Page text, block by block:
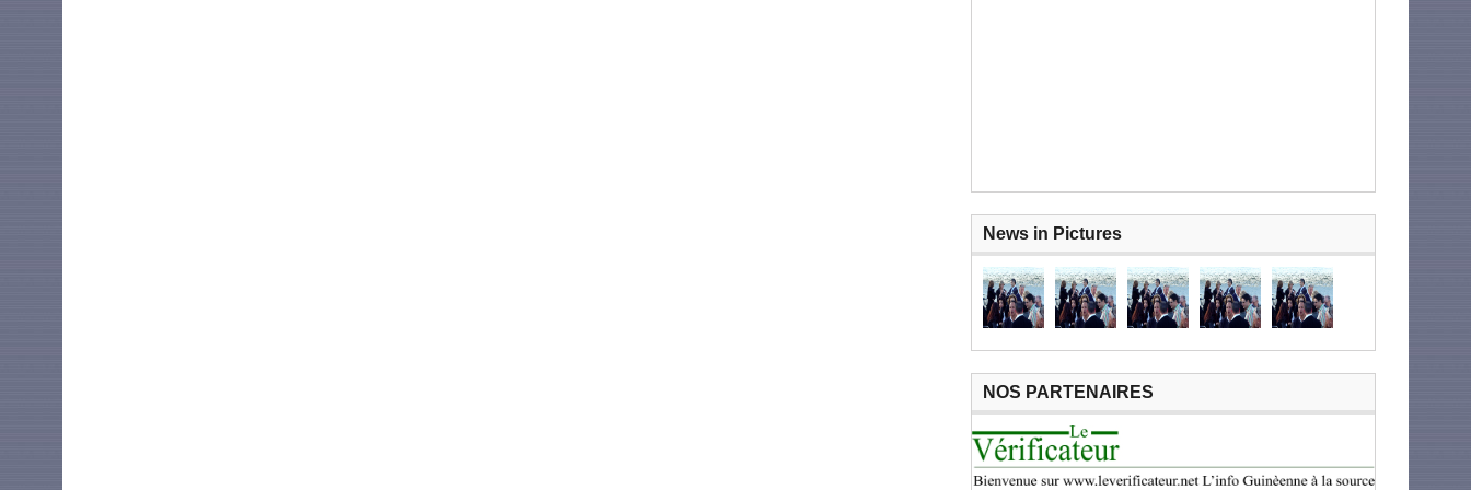
News in Pictures
NOS PARTENAIRES